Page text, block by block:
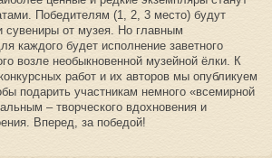
Победителям (1, 2, 3 место) будут
от музея. Но главным
каждого будет исполнение заветного
возле необыкновенной музейной ёлки. К
работ и их авторов мы опубликуем
подарить участникам немного «всемирной
– творческого вдохновения и
Вперед, за победой!